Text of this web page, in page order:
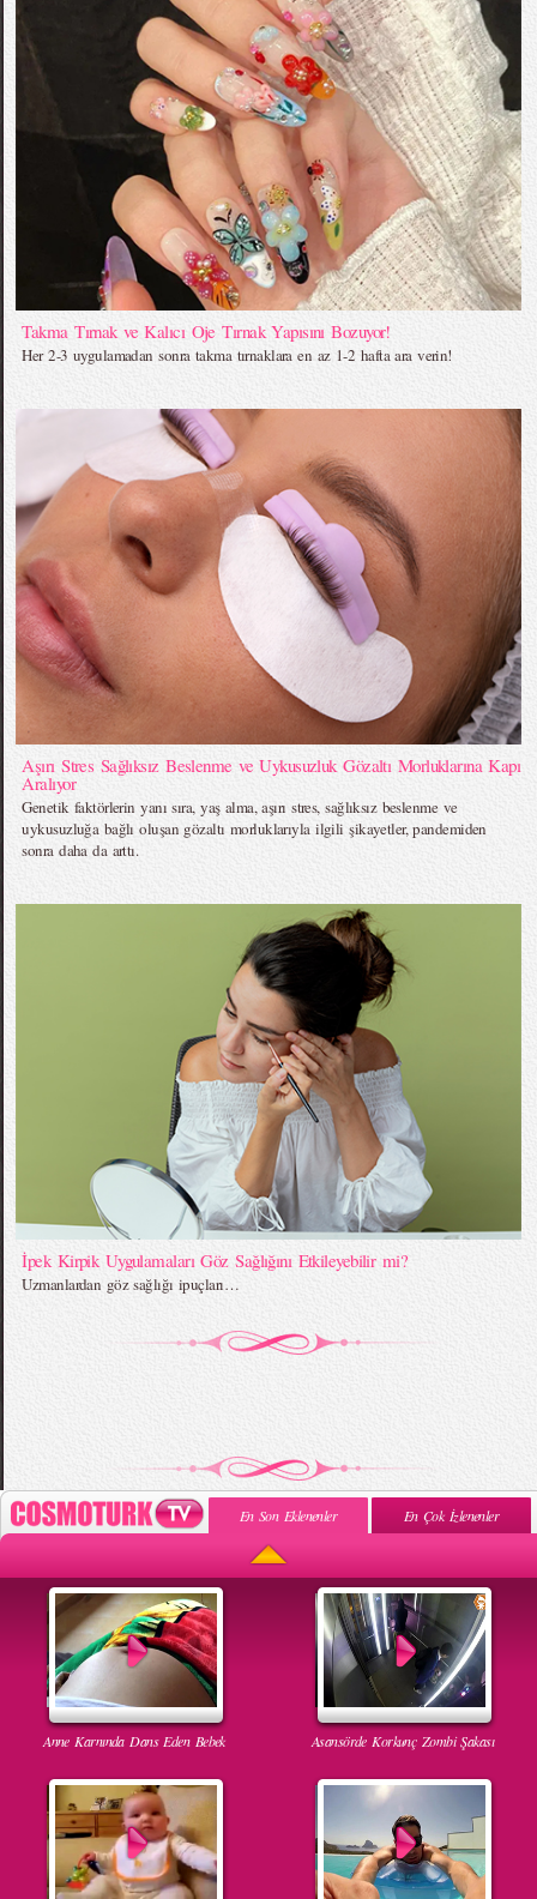
Takma Tırnak ve Kalıcı Oje Tırnak Yapısını Bozuyor!
Her 2-3 uygulamadan sonra takma tırnaklara en az 1-2 hafta ara verin!
Aşırı Stres Sağlıksız Beslenme ve Uykusuzluk Gözaltı Morluklarına Kapı
Aralıyor
Genetik faktörlerin yanı sıra, yaş alma, aşırı stres, sağlıksız beslenme ve
uykusuzluğa bağlı oluşan gözaltı morluklarıyla ilgili şikayetler, pandemiden
sonra daha da arttı.
İpek Kirpik Uygulamaları Göz Sağlığını Etkileyebilir mi?
Uzmanlardan göz sağlığı ipuçları…
En Son Eklenenler En Çok İzlenenler
Anne Karnında Dans Eden Bebek Asansörde Korkunç Zombi Şakası